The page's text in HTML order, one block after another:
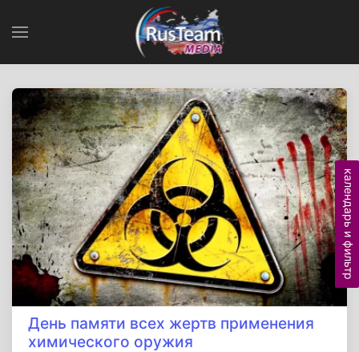
День памяти всех жертв применения
химического оружия
календарь и фильтр